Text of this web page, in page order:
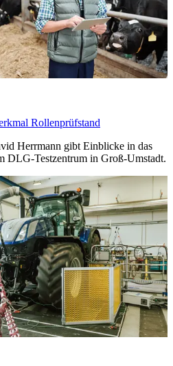
Rollenprüfstand
Herrmann gibt Einblicke in das
DLG-Testzentrum in Groß-Umstadt.